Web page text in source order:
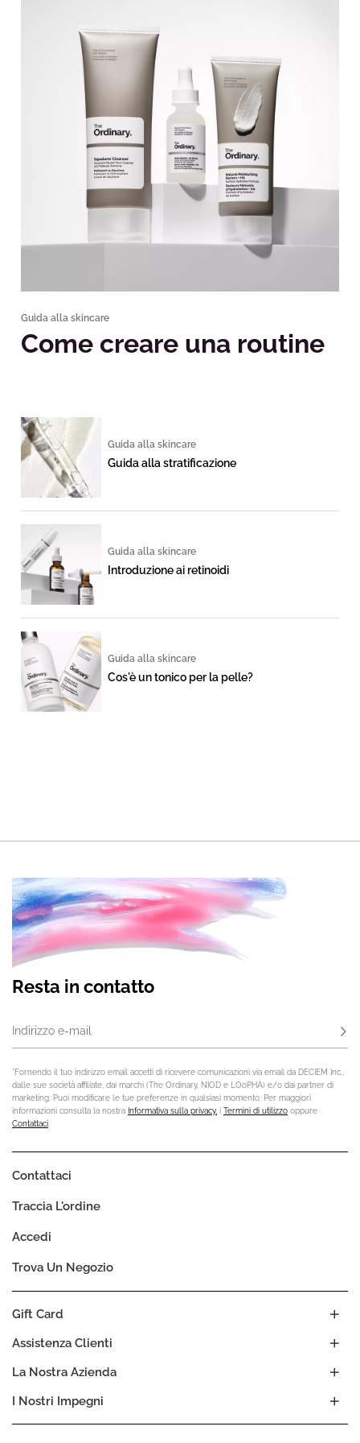
Guida alla skincare
Come creare una routine
Guida alla skincare
Guida alla stratificazione
Guida alla skincare
Introduzione ai retinoidi
Guida alla skincare
Cos'è un tonico per la pelle?
Resta in contatto
Indirizzo e-mail
*Fornendo il tuo indirizzo email accetti di ricevere comunicazioni via email da DECIEM Inc.,
dalle sue società affiliate, dai marchi (The Ordinary, NIOD e LOoPHA) e/o dai partner di
marketing. Puoi modificare le tue preferenze in qualsiasi momento. Per maggiori
informazioni consulta la nostra Informativa sulla privacy, i Termini di utilizzo oppure
Contattaci
La Nostra Azienda
I Nostri Impegni
Assistenza Clienti
Gift Card
Contattaci
Traccia L'ordine
Accedi
Trova Un Negozio